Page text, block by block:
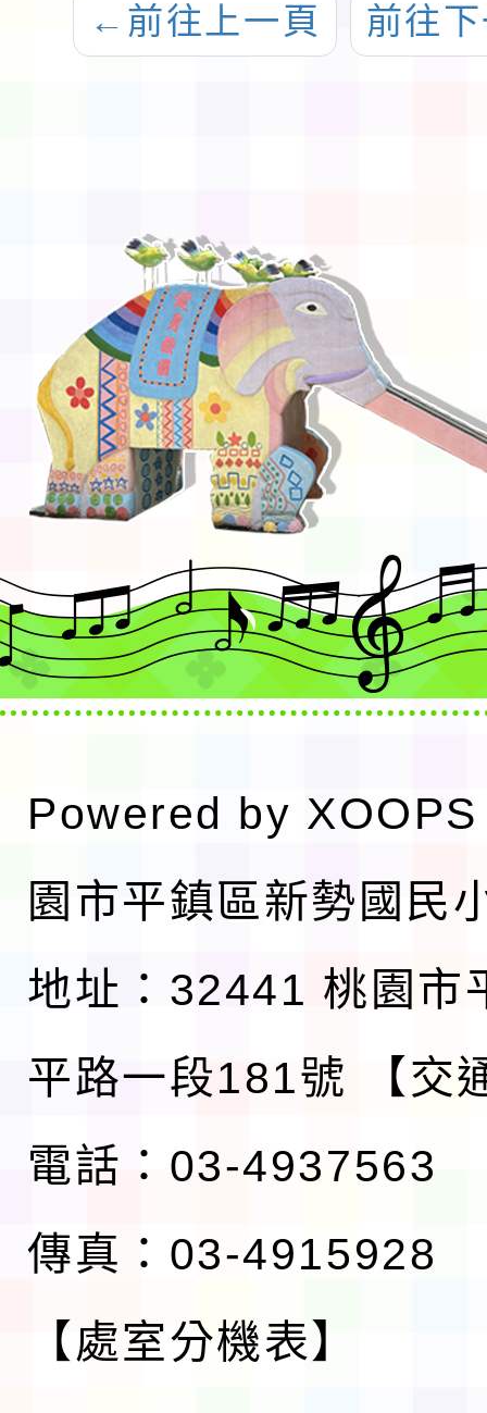
← 前往上一頁 前往
Powered by XOOPS
園市平鎮區新勢國民
地址：32441 桃園市
平路一段181號
【交
電話：03-4937563
傳真：03-4915928
【處室分機表】